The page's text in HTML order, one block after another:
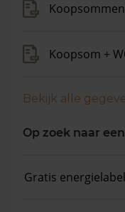
Koopsom +
Bekijk alle
Op zoek naar
Gratis